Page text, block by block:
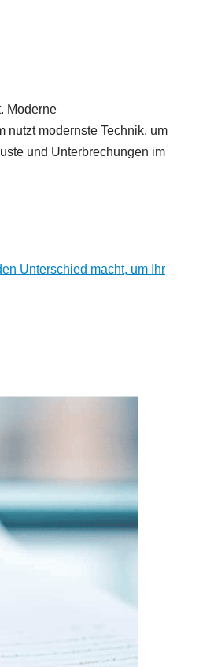
Moderne
nutzt modernste Technik, um
und Unterbrechungen im
Unterschied macht, um Ihr